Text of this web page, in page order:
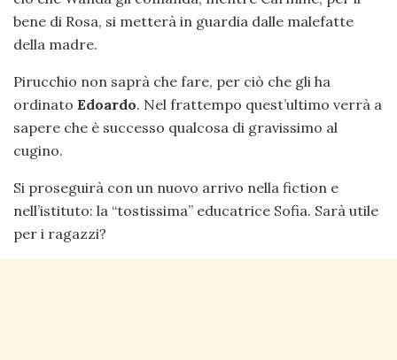
bene di Rosa, si metterà in guardia dalle malefatte
della madre.
Pirucchio non saprà che fare, per ciò che gli ha
ordinato Edoardo. Nel frattempo quest’ultimo verrà a
sapere che è successo qualcosa di gravissimo al
cugino.
Si proseguirà con un nuovo arrivo nella fiction e
nell’istituto: la “tostissima” educatrice Sofia. Sarà utile
per i ragazzi?